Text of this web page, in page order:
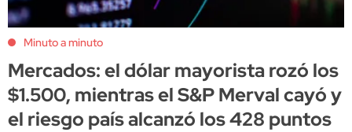
Minuto a minuto
Mercados: el dólar mayorista rozó los
$1.500, mientras el S&P Merval cayó y
el riesgo país alcanzó los 428 puntos